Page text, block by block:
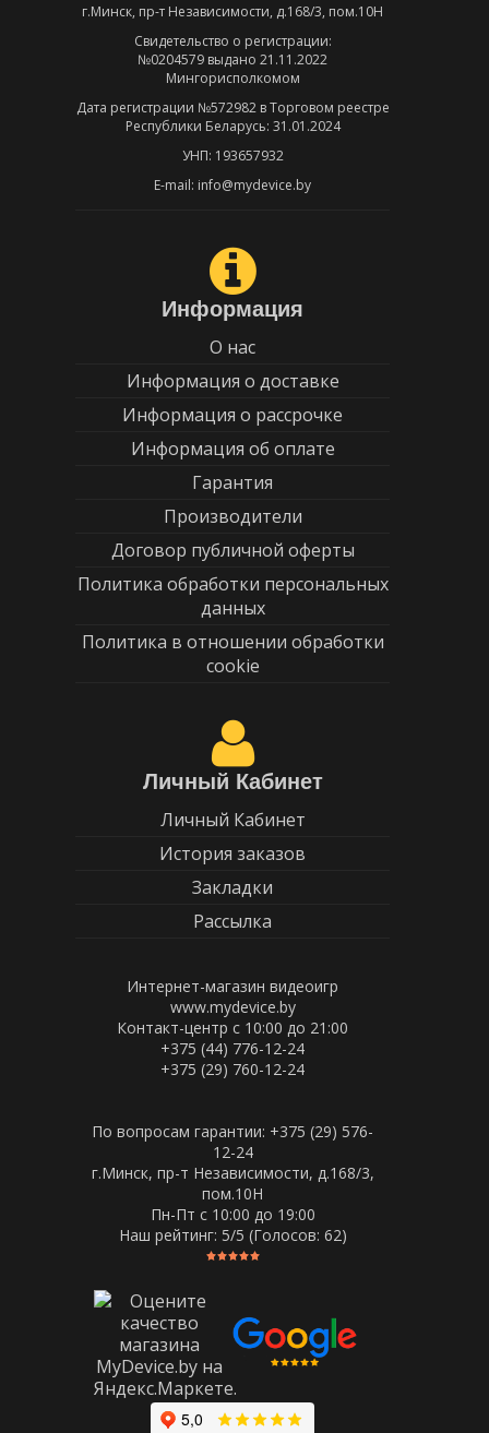
г.Минск, пр-т Независимости, д.168/3, пом.10Н
Свидетельство о регистрации:
№0204579 выдано 21.11.2022
Мингорисполкомом
Дата регистрации №572982 в Торговом реестре
Республики Беларусь: 31.01.2024
УНП: 193657932
E-mail: info@mydevice.by
Информация
О нас
Информация о доставке
Информация о рассрочке
Информация об оплате
Гарантия
Производители
Договор публичной оферты
Политика обработки персональных
данных
Политика в отношении обработки
cookie
Личный Кабинет
Личный Кабинет
История заказов
Закладки
Рассылка
Интернет-магазин видеоигр
www.mydevice.by
Контакт-центр с 10:00 до 21:00
+375 (44) 776-12-24
+375 (29) 760-12-24
По вопросам гарантии: +375 (29) 576-
12-24
г.Минск, пр-т Независимости, д.168/3,
пом.10Н
Пн-Пт c 10:00 до 19:00
Наш рейтинг: 5/5 (Голосов: 62)